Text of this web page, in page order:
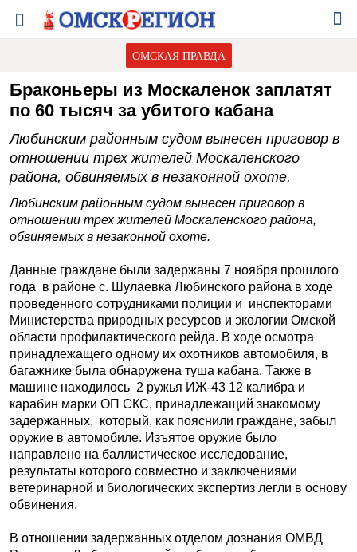
ОМСКАЯ ПРАВДА
Браконьеры из Москаленок заплатят
по 60 тысяч за убитого кабана
Любинским районным судом вынесен приговор в
отношении трех жителей Москаленского
района, обвиняемых в незаконной охоте.
Любинским районным судом вынесен приговор в
отношении трех жителей Москаленского района,
обвиняемых в незаконной охоте.
Данные граждане были задержаны 7 ноября прошлого
года в районе с. Шулаевка Любинского района в ходе
проведенного сотрудниками полиции и инспекторами
Министерства природных ресурсов и экологии Омской
области профилактического рейда. В ходе осмотра
принадлежащего одному их охотников автомобиля, в
багажнике была обнаружена туша кабана. Также в
машине находилось 2 ружья ИЖ-43 12 калибра и
карабин марки ОП СКС, принадлежащий знакомому
задержанных, который, как пояснили граждане, забыл
оружие в автомобиле. Изъятое оружие было
направлено на баллистическое исследование,
результаты которого совместно и заключениями
ветеринарной и биологических экспертиз легли в основу
обвинения.
В отношении задержанных отделом дознания ОМВД